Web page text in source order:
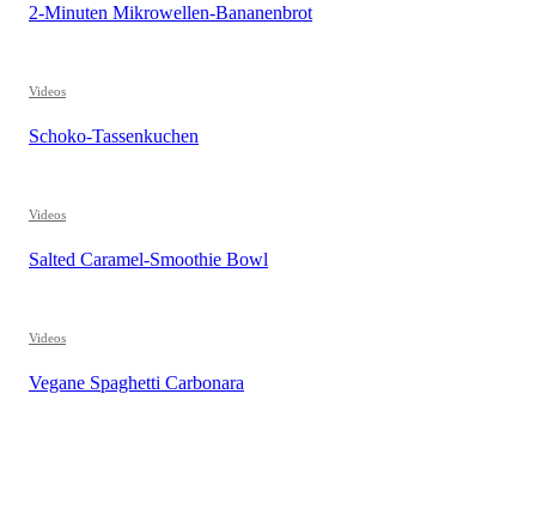
2-Minuten Mikrowellen-Bananenbrot
Videos
Schoko-Tassenkuchen
Videos
Salted Caramel-Smoothie Bowl
Videos
Vegane Spaghetti Carbonara